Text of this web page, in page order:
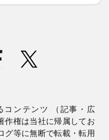
コンテンツ （記事・広
作権は当社に帰属してお
グ等に無断で転載・転用